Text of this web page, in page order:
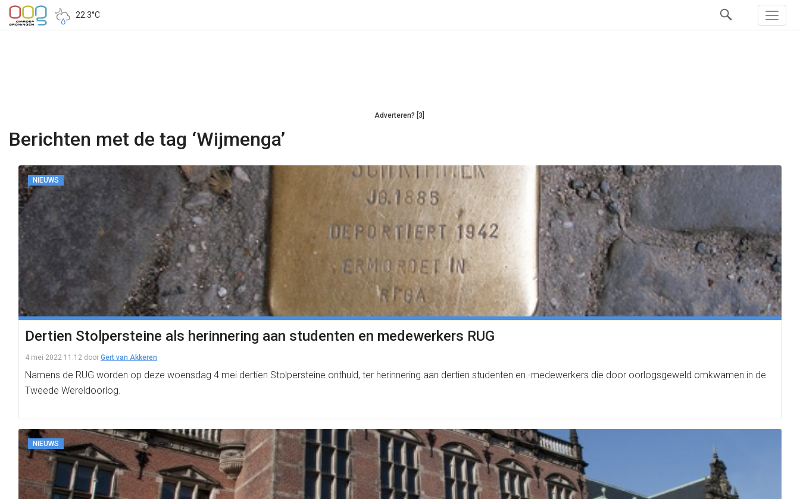
22.3°C
Adverteren? [3]
Berichten met de tag ‘Wijmenga’
NIEUWS
Dertien Stolpersteine als herinnering aan studenten en medewerkers RUG
4 mei 2022 11:12 door Gert van Akkeren
Namens de RUG worden op deze woensdag 4 mei dertien Stolpersteine onthuld, ter herinnering aan dertien studenten en -medewerkers die door oorlogsgeweld omkwamen in de
Tweede Wereldoorlog.
NIEUWS